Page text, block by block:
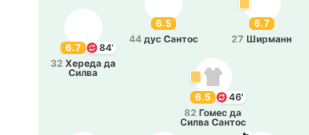
6.7
27 Ши­рманн
6.7
84'
32 Хереда да
Силва
6.5
44 дус Сантос
6.5
46'
82 Гомес да
Силва Сантос